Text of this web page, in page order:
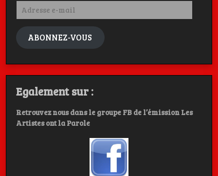
Adresse
mail
ABONNEZ-VOUS
Egalement sur :
Retrouvez nous dans le groupe FB de l’émission Les
Artistes ont la Parole